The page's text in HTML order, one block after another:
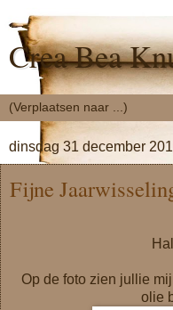
Crea Bea
dinsdag 31 december
Fijne
Op de foto zien jullie
olie